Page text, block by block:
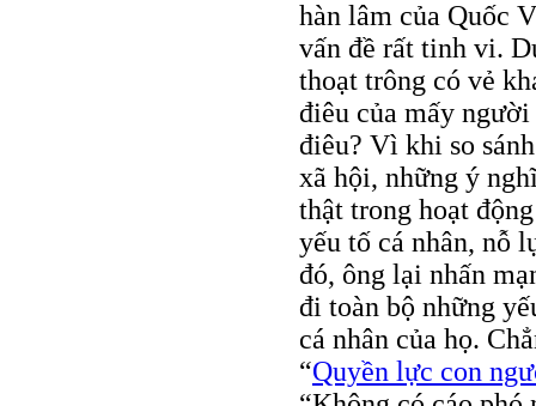
hàn lâm của Quốc
vấn đề rất tinh vi.
thoạt trông có vẻ
điêu của mấy
điêu? Vì khi so
xã hội, những ý
thật trong hoạt
yếu tố cá nhân, nỗ
đó, ông lại nhấn
đi toàn bộ những
cá nhân của họ.
“Quyền lực con